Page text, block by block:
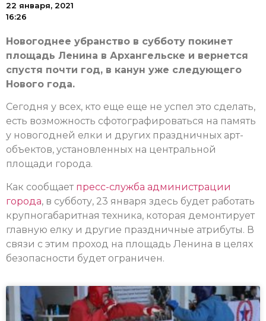
22 января, 2021
16:26
Новогоднее убранство в субботу покинет
площадь Ленина в Архангельске и вернется
спустя почти год, в канун уже следующего
Нового года.
Сегодня у всех, кто еще еще не успел это сделать,
есть возможность сфотографироваться на память
у новогодней елки и других праздничных арт-
объектов, установленных на центральной
площади города.
Как сообщает пресс-служба администрации
города, в субботу, 23 января здесь будет работать
крупногабаритная техника, которая демонтирует
главную елку и другие праздничные атрибуты. В
связи с этим проход на площадь Ленина в целях
безопасности будет ограничен.